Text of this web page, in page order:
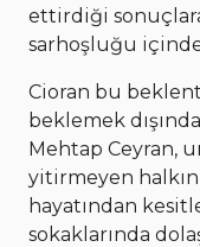
ettirdiği
sarhoşluğu
Cioran bu
beklemek
Mehtap Ceyran,
yitirmeyen halkın
hayatından
sokaklarında